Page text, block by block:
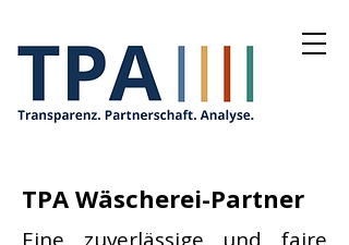
TPA Wäscherei-Partner